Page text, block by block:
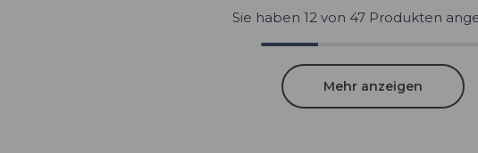
Sie haben 12 von 47 Produkten
Mehr anzeigen